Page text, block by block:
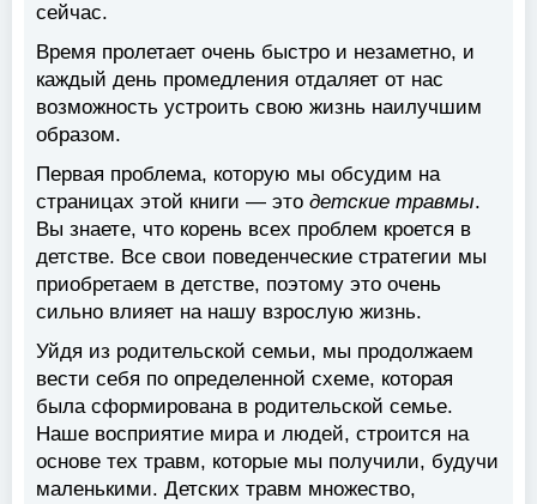
сейчас.
Время пролетает очень быстро и незаметно, и
каждый день промедления отдаляет от нас
возможность устроить свою жизнь наилучшим
образом.
Первая проблема, которую мы обсудим на
страницах этой книги — это детские травмы.
Вы знаете, что корень всех проблем кроется в
детстве. Все свои поведенческие стратегии мы
приобретаем в детстве, поэтому это очень
сильно влияет на нашу взрослую жизнь.
Уйдя из родительской семьи, мы продолжаем
вести себя по определенной схеме, которая
была сформирована в родительской семье.
Наше восприятие мира и людей, строится на
основе тех травм, которые мы получили, будучи
маленькими. Детских травм множество,